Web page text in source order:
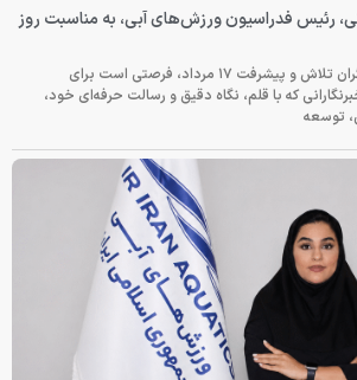
رئیس فدراسیون ورزش‌های آبی، به مناسبت روز
خبرنگاران؛ راویان آب، روایتگران تلاش و پیشرفت ۱۷ مرداد، فرصتی است برای
که با قلم، نگاه دقیق و رسالت حرفه‌ای خود،
توسعه